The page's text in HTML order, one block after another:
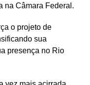
na Câmara Federal.
o projeto de
sua
presença no Rio